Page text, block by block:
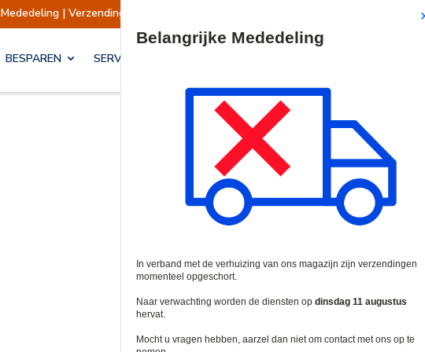
Mededeling | Verzendingen opgeschort Verzendingen
BESPAREN SERVICES & OPLOSSINGEN